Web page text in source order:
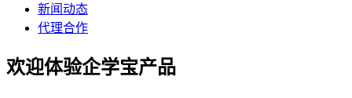
新闻动态
代理合作
欢迎体验企学宝产品